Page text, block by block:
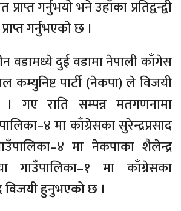
गर्नुभयो भने उहाँका प्रतिद्वन्द्वी
गर्नुभएको छ ।
वडामध्ये दुई वडामा नेपाली काँगेस
कम्युनिष्ट पार्टी (नेकपा) ले विजयी
गए राति सम्पन्न मतगणनामा
मा काँग्रेसका सुरेन्द्रप्रसाद
मा नेकपाका शैलेन्द्र
गाउँपालिका–१ मा काँग्रेसका
विजयी हुनुभएको छ ।